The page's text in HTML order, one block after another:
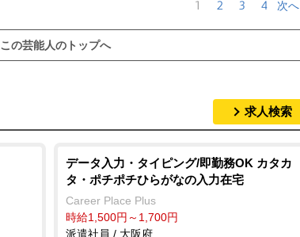
1 2 3 4 次へ
この芸能人のトップへ
求人検索
データ入力・タイピング/即勤務OK カタカ
タ・ポチポチひらがなの入力在宅
Career Place Plus
時給1,500円～1,700円
派遣社員 / 大阪府